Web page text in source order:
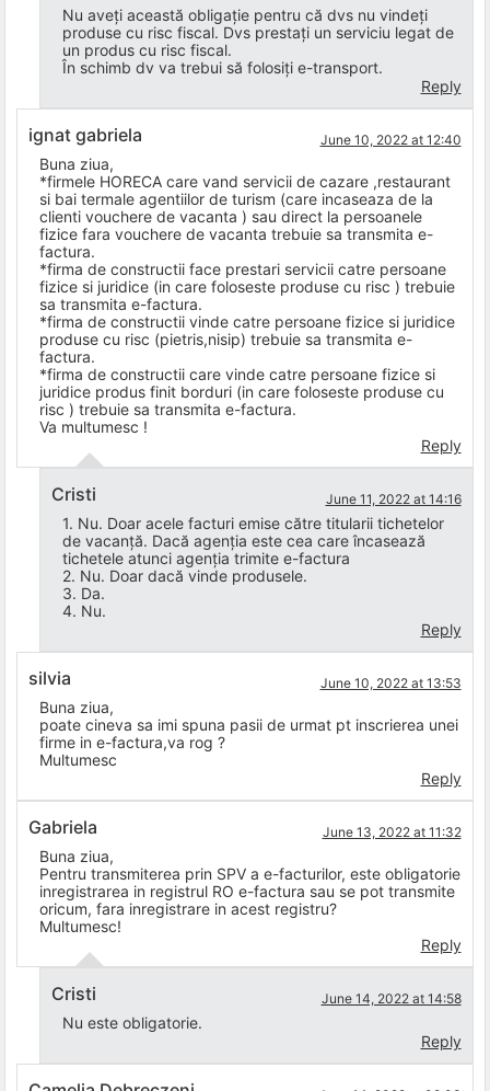
Nu aveți această obligație pentru că dvs nu vindeți
produse cu risc fiscal. Dvs prestați un serviciu legat de
un produs cu risc fiscal.
În schimb dv va trebui să folosiți e-transport.
Reply
ignat gabriela June 10, 2022 at 12:40
Buna ziua,
*firmele HORECA care vand servicii de cazare ,restaurant
si bai termale agentiilor de turism (care incaseaza de la
clienti vouchere de vacanta ) sau direct la persoanele
fizice fara vouchere de vacanta trebuie sa transmita e-
factura.
*firma de constructii face prestari servicii catre persoane
fizice si juridice (in care foloseste produse cu risc ) trebuie
sa transmita e-factura.
*firma de constructii vinde catre persoane fizice si juridice
produse cu risc (pietris,nisip) trebuie sa transmita e-
factura.
*firma de constructii care vinde catre persoane fizice si
juridice produs finit borduri (in care foloseste produse cu
risc ) trebuie sa transmita e-factura.
Va multumesc !
Reply
Cristi June 11, 2022 at 14:16
1. Nu. Doar acele facturi emise către titularii tichetelor
de vacanță. Dacă agenția este cea care încasează
tichetele atunci agenția trimite e-factura
2. Nu. Doar dacă vinde produsele.
3. Da.
4. Nu.
Reply
silvia June 10, 2022 at 13:53
Buna ziua,
poate cineva sa imi spuna pasii de urmat pt inscrierea unei
firme in e-factura,va rog ?
Multumesc
Reply
Gabriela June 13, 2022 at 11:32
Buna ziua,
Pentru transmiterea prin SPV a e-facturilor, este obligatorie
inregistrarea in registrul RO e-factura sau se pot transmite
oricum, fara inregistrare in acest registru?
Multumesc!
Reply
Cristi June 14, 2022 at 14:58
Nu este obligatorie.
Reply